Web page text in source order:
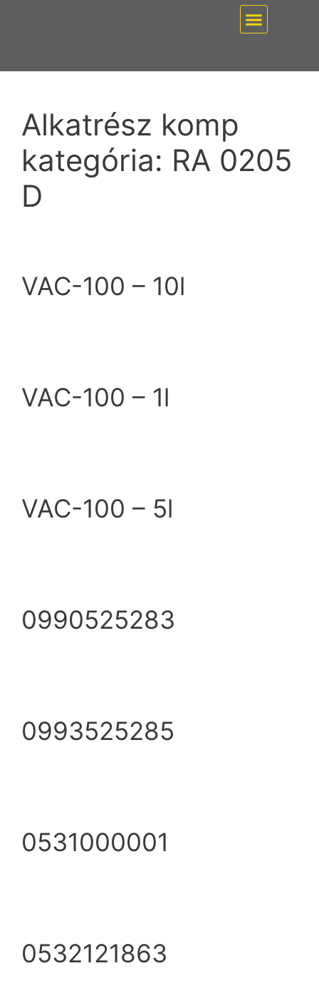
Alkatrész komp
kategória: RA 0205
D
VAC-100 – 10l
VAC-100 – 1l
VAC-100 – 5l
0990525283
0993525285
0531000001
0532121863